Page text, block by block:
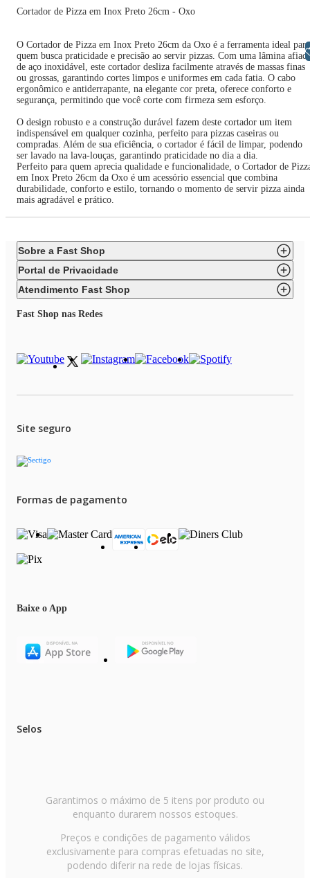
Cortador de Pizza em Inox Preto 26cm - Oxo
O Cortador de Pizza em Inox Preto 26cm da Oxo é a ferramenta ideal para
quem busca praticidade e precisão ao servir pizzas. Com uma lâmina
de aço inoxidável, este cortador desliza facilmente através de massas finas
ou grossas, garantindo cortes limpos e uniformes em cada fatia. O cabo
ergonômico e antiderrapante, na elegante cor preta, oferece conforto e
segurança, permitindo que você corte com firmeza sem esforço.
O design robusto e a construção durável fazem deste cortador um item
indispensável em qualquer cozinha, perfeito para pizzas caseiras ou
compradas. Além de sua eficiência, o cortador é fácil de limpar, podendo
ser lavado na lava-louças, garantindo praticidade no dia a dia.
Perfeito para quem aprecia qualidade e funcionalidade, o Cortador de
em Inox Preto 26cm da Oxo é um acessório essencial que combina
durabilidade, conforto e estilo, tornando o momento de servir pizza ainda
mais agradável e prático.
Sobre a Fast Shop
Portal de Privacidade
Atendimento Fast Shop
Fast Shop nas Redes
Site seguro
Formas de pagamento
Baixe o App
Selos
Garantimos o máximo de 5 itens por produto ou
enquanto durarem nossos estoques.
Preços e condições de pagamento válidos
exclusivamente para compras efetuadas no site,
podendo diferir na rede de lojas físicas.
Libras